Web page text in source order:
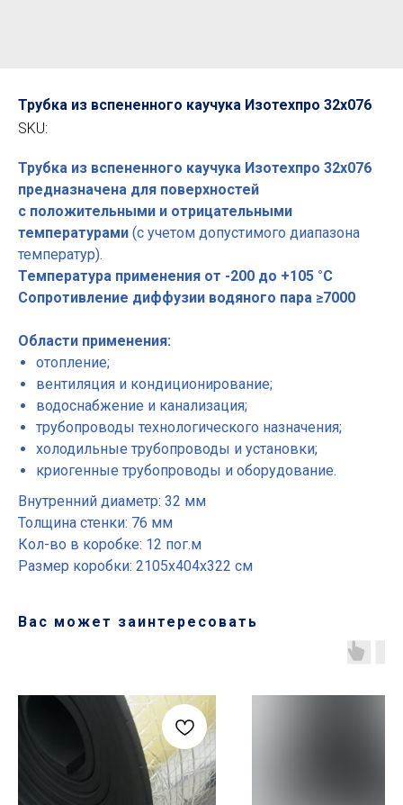
Трубка из вспененного каучука Изотехпро 32x076
SKU:
Трубка из вспененного каучука Изотехпро 32x076
предназначена для поверхностей
с положительными и отрицательными
температурами (с учетом допустимого диапазона
температур).
Температура применения от -200 до +105 °С
Сопротивление диффузии водяного пара ≥7000
Области применения:
отопление;
вентиляция и кондиционирование;
водоснабжение и канализация;
трубопроводы технологического назначения;
холодильные трубопроводы и установки;
криогенные трубопроводы и оборудование.
Внутренний диаметр: 32 мм
Толщина стенки: 76 мм
Кол-во в коробке: 12 пог.м
Размер коробки: 2105х404х322 см
Вас может заинтересовать